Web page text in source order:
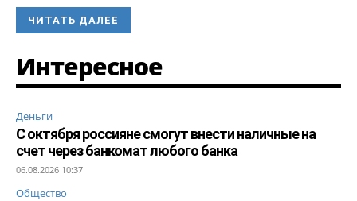
ЧИТАТЬ ДАЛЕЕ
Интересное
Деньги
С октября россияне смогут внести наличные на
счет через банкомат любого банка
06.08.2026 10:37
Общество